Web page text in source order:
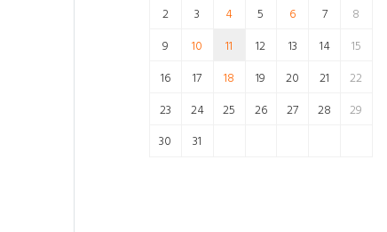
2
3 4 5 6 7
8
9
10 11 12 13 14
15
16
17 18 19 20 21
22
23
24 25 26 27 28
29
30
31